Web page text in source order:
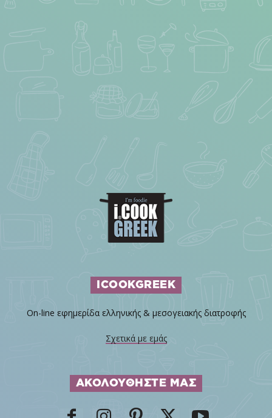
ICOOKGREEK
On-line εφημερίδα ελληνικής & μεσογειακής διατροφής
Σχετικά με εμάς
ΑΚΟΛΟΥΘΗΣΤΕ ΜΑΣ